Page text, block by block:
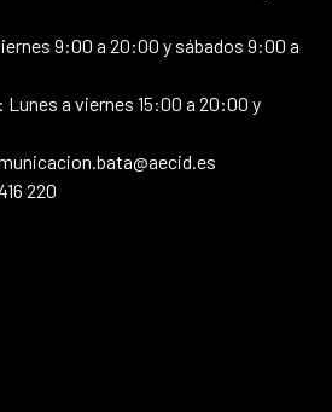
9:00 a 20:00 y sábados 9:00 a
Lunes a viernes 15:00 a 20:00 y
220